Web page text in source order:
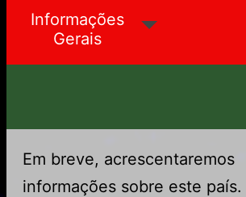
Informações
Gerais
Em breve, acrescentaremos
informações sobre este país.
Malásia